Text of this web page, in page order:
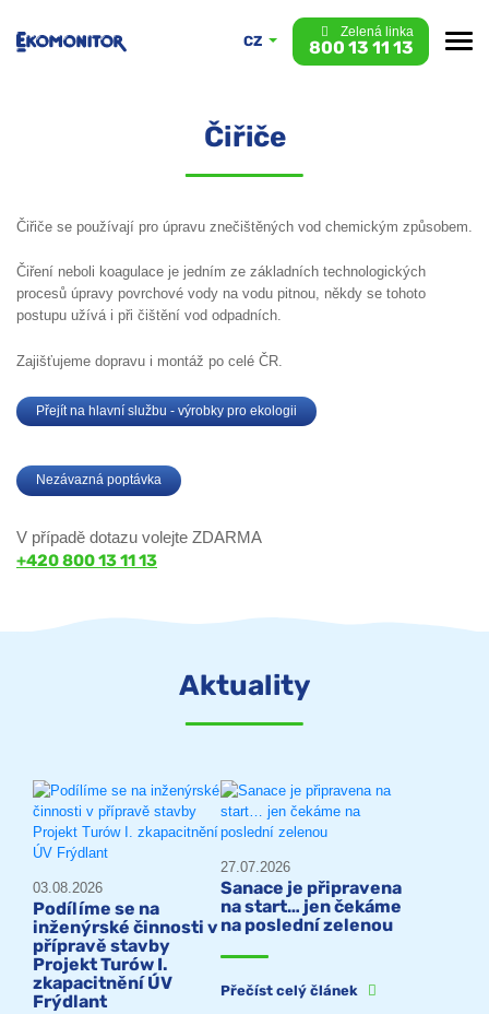
CZ
Zelená linka
800 13 11 13
Čiřiče
Čiřiče se používají pro úpravu znečištěných vod chemickým způsobem.
Čiření neboli koagulace je jedním ze základních technologických
procesů úpravy povrchové vody na vodu pitnou, někdy se tohoto
postupu užívá i při čištění vod odpadních.
Zajišťujeme dopravu i montáž po celé ČR.
Přejít na hlavní službu - výrobky pro ekologii
Nezávazná poptávka
V případě dotazu volejte ZDARMA
+420 800 13 11 13
Aktuality
03.08.2026
Podílíme se na
inženýrské činnosti v
přípravě stavby
Projekt Turów I.
zkapacitnění ÚV
Frýdlant
27.07.2026
Sanace je připravena
na start… jen čekáme
na poslední zelenou
Přečíst celý článek